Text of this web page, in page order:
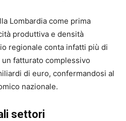
Lombardia come prima
produttiva e densità
regionale conta infatti più di
fatturato complessivo
di euro, confermandosi al
nazionale.
settori